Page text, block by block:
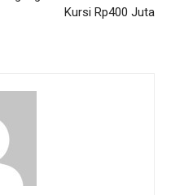
Kursi Rp400 Juta